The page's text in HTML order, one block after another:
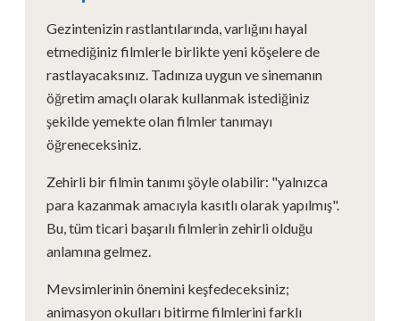
Gezintenizin rastlantılarında, varlığını hayal
etmediğiniz filmlerle birlikte yeni köşelere de
rastlayacaksınız. Tadınıza uygun ve sinemanın
öğretim amaçlı olarak kullanmak istediğiniz
şekilde yemekte olan filmler tanımayı
öğreneceksiniz.
Zehirli bir filmin tanımı şöyle olabilir: "yalnızca
para kazanmak amacıyla kasıtlı olarak yapılmış".
Bu, tüm ticari başarılı filmlerin zehirli olduğu
anlamına gelmez.
Mevsimlerinin önemini keşfedeceksiniz;
animasyon okulları bitirme filmlerini farklı